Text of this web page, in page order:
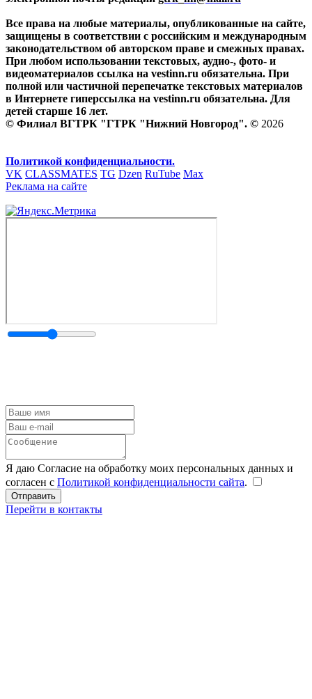
Все права на любые материалы, опубликованные на сайте,
защищены в соответствии с российским и международным
законодательством об авторском праве и смежных правах.
При любом использовании текстовых, аудио-, фото- и
видеоматериалов ссылка на vestinn.ru обязательна. При
полной или частичной перепечатке текстовых материалов
в Интернете гиперссылка на vestinn.ru обязательна. Для
детей старше 16 лет.
© Филиал ВГТРК "ГТРК "Нижний Новгород". © 2026
Политикой конфиденциальности.
VK CLASSMATES TG Dzen RuTube Max
Реклама на сайте
Я даю Согласие на обработку моих персональных данных и
согласен с Политикой конфиденциальности сайта.
Перейти в контакты